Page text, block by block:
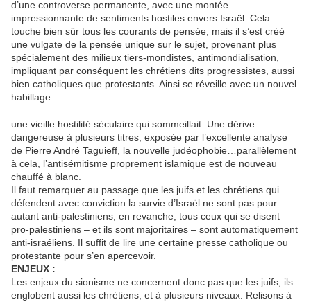
d’une controverse permanente, avec une montée
impressionnante de sentiments hostiles envers Israël. Cela
touche bien sûr tous les courants de pensée, mais il s’est créé
une vulgate de la pensée unique sur le sujet, provenant plus
spécialement des milieux tiers-mondistes, antimondialisation,
impliquant par conséquent les chrétiens dits progressistes, aussi
bien catholiques que protestants. Ainsi se réveille avec un nouvel
habillage
une vieille hostilité séculaire qui sommeillait. Une dérive
dangereuse à plusieurs titres, exposée par l’excellente analyse
de Pierre André Taguieff, la nouvelle judéophobie…parallèlement
à cela, l’antisémitisme proprement islamique est de nouveau
chauffé à blanc.
Il faut remarquer au passage que les juifs et les chrétiens qui
défendent avec conviction la survie d’Israël ne sont pas pour
autant anti-palestiniens; en revanche, tous ceux qui se disent
pro-palestiniens – et ils sont majoritaires – sont automatiquement
anti-israéliens. Il suffit de lire une certaine presse catholique ou
protestante pour s’en apercevoir.
ENJEUX :
Les enjeux du sionisme ne concernent donc pas que les juifs, ils
englobent aussi les chrétiens, et à plusieurs niveaux. Relisons à